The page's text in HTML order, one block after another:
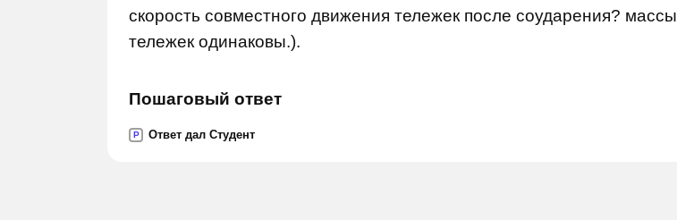
скорость совместного движения тележек после соударения? массы
тележек одинаковы.).
Пошаговый ответ
P Ответ дал Студент